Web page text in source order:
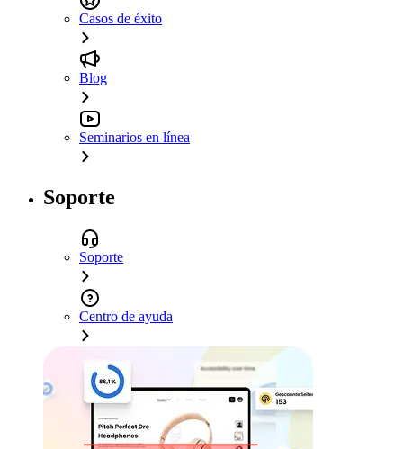
Casos de éxito
Blog
Seminarios en línea
Soporte
Soporte
Centro de ayuda